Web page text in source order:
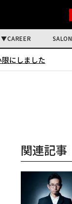
CAREER SALON
にしました
関連記事